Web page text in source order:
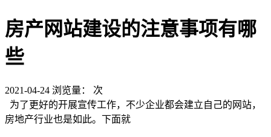
房产网站建设的注意事项有哪
些
2021-04-24 浏览量：
次
为了更好的开展宣传工作，不少企业都会建立自己的网站，
房地产行业也是如此。下面就